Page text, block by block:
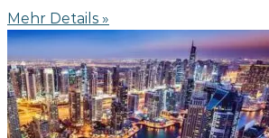
Mehr Details »